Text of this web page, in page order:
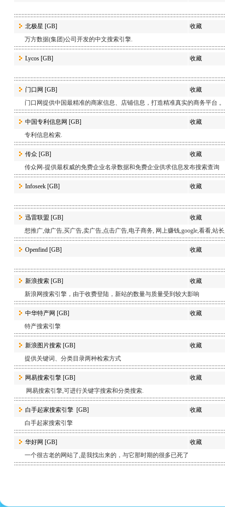
北极星 [GB]
收藏
万方数据(集团)公司开发的中文搜索引擎.
Lycos [GB] 收藏
门口网 [GB]
收藏
门口网提供中国最精准的商家信息、店铺信息，打造精准真实的商务平台
中国专利信息网 [GB]
收藏
专利信息检索.
传众 [GB]
收藏
传众网-提供最权威的免费企业名录数据和免费企业供求信息发布搜索查询
Infoseek [GB] 收藏
迅雷联盟 [GB]
收藏
想推广,做广告,买广告,卖广告,点击广告,电子商务, 网上赚钱,google,看看,站
Openfind [GB] 收藏
新浪搜索 [GB]
收藏
新浪网搜索引擎，由于收费登陆，新站的数量与质量受到较大影响
中华特产网 [GB]
收藏
特产搜索引擎
新浪图片搜索 [GB]
收藏
提供关键词、分类目录两种检索方式
网易搜索引擎 [GB]
收藏
网易搜索引擎,可进行关键字搜索和分类搜索.
白手起家搜索引擎 [GB]
收藏
白手起家搜索引擎
华好网 [GB]
收藏
一个很古老的网站了,是我找出来的，与它那时期的很多已死了